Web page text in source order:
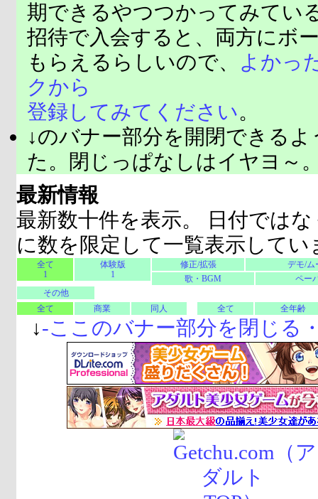
期できるやつつかってみてい
招待で入会すると、両方にボ
もらえるらしいので、
よかっ
クから
登録してみてください。
↓のバナー部分を開閉できる
た。閉じっぱなしはイヤヨ～
最新情報
最新数十件を表示。 日付では
に数を限定して一覧表示してい
全て
1
体験版
1
修正/拡張
デモ/ム
歌・BGM
ペー
その他
全て
商業 同人 全て 全年齢
↓-ここのバナー部分を閉じる